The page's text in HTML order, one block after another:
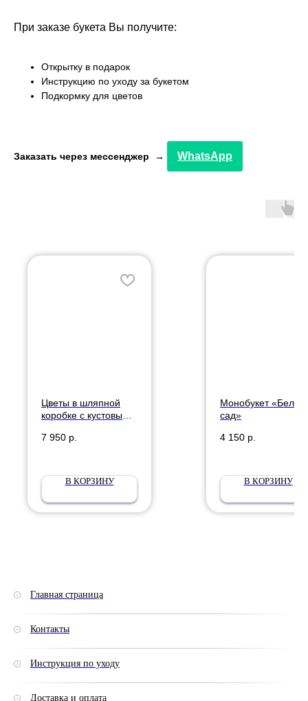
При заказе букета Вы получите:
Открытку в подарок
Инструкцию по уходу за букетом
Подкормку для цветов
Заказать через мессенджер → WhatsApp
Цветы в шляпной
коробке с кустовыми
нежными
7 950 р.
В КОРЗИНУ
Монобукет «Белый
сад»
4 150 р.
В КОРЗИНУ
Главная страница
Контакты
Инструкция по уходу
Доставка и оплата